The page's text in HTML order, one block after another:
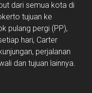
dari semua kota di
tujuan ke
pulang pergi (PP),
hari, Carter
perjalanan
dan tujuan lainnya.